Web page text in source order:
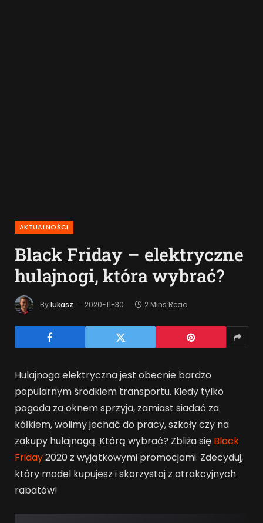
AKTUALNOŚCI
Black Friday – elektryczne
hulajnogi, która wybrać?
Bylukasz 2020-11-30 2 Mins Read
Hulajnoga elektryczna jest obecnie bardzo
popularnym środkiem transportu. Kiedy tylko
pogoda za oknem sprzyja, zamiast siadać za
kółkiem, wolimy jechać do pracy, szkoły czy na
zakupy hulajnogą. Którą wybrać? Zbliża się Black
Friday2020 z wyjątkowymi promocjami. Zdecyduj,
który model kupujesz i skorzystaj z atrakcyjnych
rabatów!